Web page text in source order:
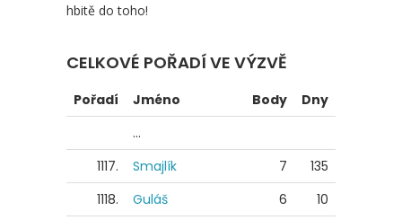
hbitě do toho!
CELKOVÉ POŘADÍ VE VÝZVĚ
Pořadí Jméno Body
Dny
...
1117.
Smajlík 7
135
1118.
Guláš 6 10